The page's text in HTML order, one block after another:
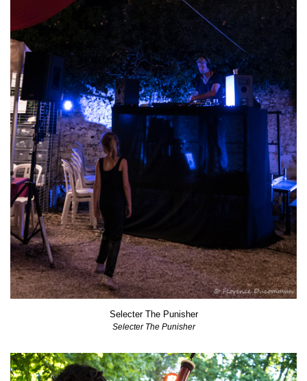
Selecter The Punisher
Selecter The Punisher